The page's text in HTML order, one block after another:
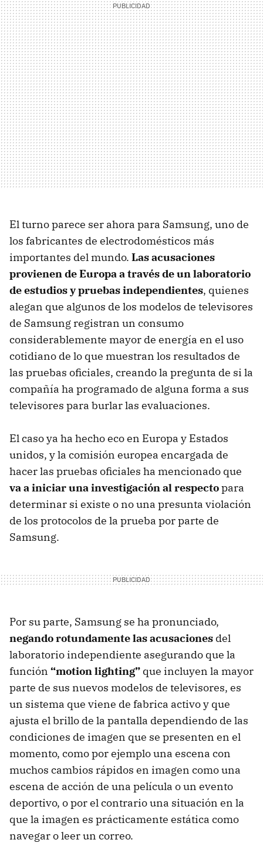
El turno parece ser ahora para Samsung, uno de
los fabricantes de electrodomésticos más
importantes del mundo. Las acusaciones
provienen de Europa a través de un laboratorio
de estudios y pruebas independientes, quienes
alegan que algunos de los modelos de televisores
de Samsung registran un consumo
considerablemente mayor de energía en el uso
cotidiano de lo que muestran los resultados de
las pruebas oficiales, creando la pregunta de si la
compañía ha programado de alguna forma a sus
televisores para burlar las evaluaciones.
El caso ya ha hecho eco en Europa y Estados
unidos, y la comisión europea encargada de
hacer las pruebas oficiales ha mencionado que
va a iniciar una investigación al respectopara
determinar si existe o no una presunta violación
de los protocolos de la prueba por parte de
Samsung.
Por su parte, Samsung se ha pronunciado,
negando rotundamente las acusaciones del
laboratorio independiente asegurando que la
función “motion lighting” que incluyen la mayor
parte de sus nuevos modelos de televisores, es
un sistema que viene de fabrica activo y que
ajusta el brillo de la pantalla dependiendo de las
condiciones de imagen que se presenten en el
momento, como por ejemplo una escena con
muchos cambios rápidos en imagen como una
escena de acción de una película o un evento
deportivo, o por el contrario una situación en la
que la imagen es prácticamente estática como
navegar o leer un correo.